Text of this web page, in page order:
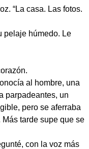
“La casa. Las fotos.
pelaje húmedo. Le
al hombre, una
parpadeantes, un
pero se aferraba
tarde supe que se
con la voz más